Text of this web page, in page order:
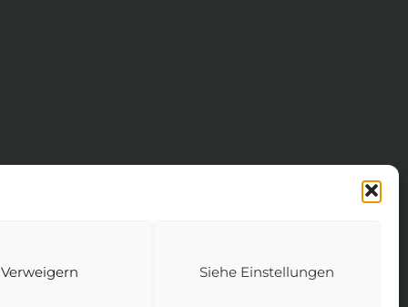
Verweigern Siehe Einstellungen
der Unternehmen, 1. Eintragung vom 21.1.86.